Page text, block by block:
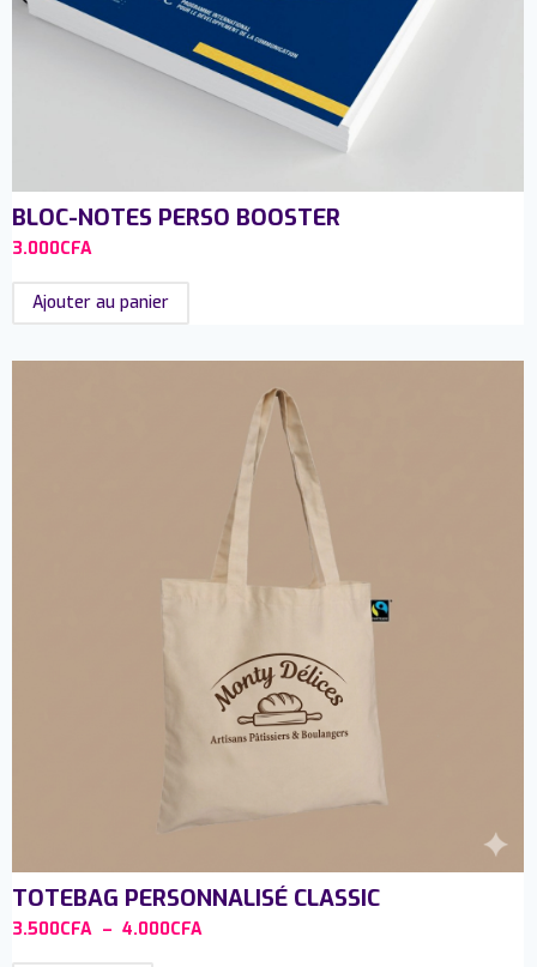
BLOC-NOTES PERSO BOOSTER
3.000CFA
Ajouter au panier
TOTEBAG PERSONNALISÉ CLASSIC
3.500CFA – 4.000CFA